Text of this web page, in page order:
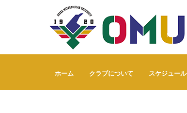
ホーム クラブについて スケジュール
リーグ戦 vs神戸大学医学部 ’12